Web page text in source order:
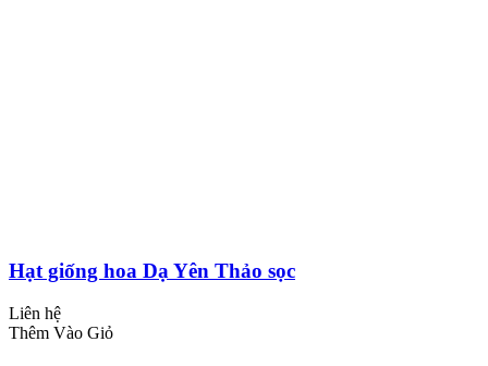
Hạt giống hoa Dạ Yên Thảo sọc
Liên hệ
Thêm Vào Giỏ